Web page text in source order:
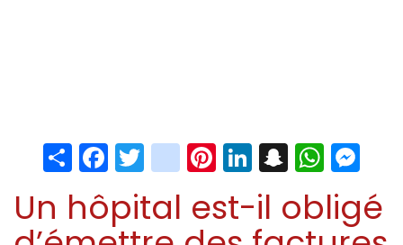
ShareFacebook
Twitter
instagram
Pinterest
LinkedIn
Snapchat
Un hôpital est-il obligé